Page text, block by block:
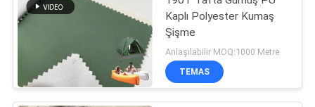
TURU
KONTROL
Kaplı Polyester Kumaş
Şişme
Anlaşılabilir MOQ:1000 Metre
TEMAS